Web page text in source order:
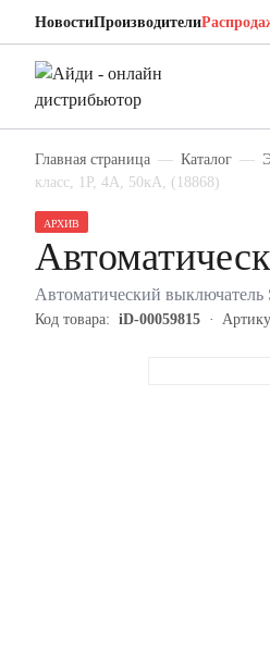
НовостиПроизводители
Главная страница Каталог
класс, 1P, 4А, 50кА, (18868)
АРХИВ
Автоматический
Код товара: iD-00059815
Schneider Electric
Автоматический